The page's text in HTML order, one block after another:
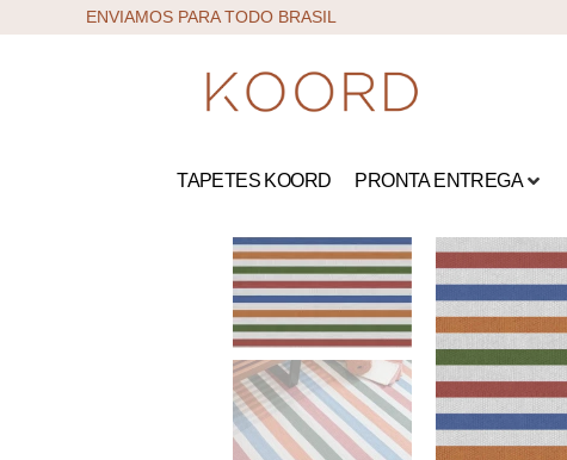
ENVIAMOS PARA TODO BRASIL
TAPETES KOORD PRONTA ENTREGA